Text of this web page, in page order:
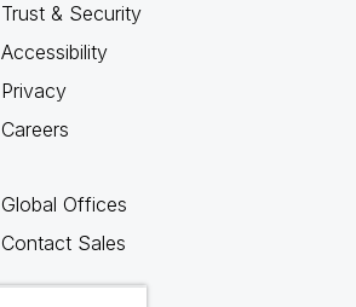
Trust & Security
Accessibility
Privacy
Careers
Global Offices
Contact Sales